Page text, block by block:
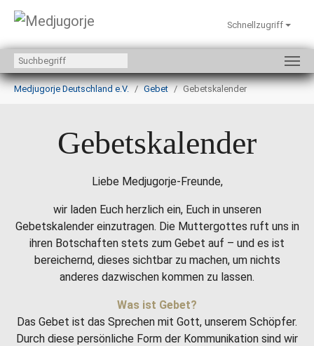
Zum Hauptinhalt springen
Schnellzugriff
Sie sind hier:
Medjugorje Deutschland e.V.
Gebet Gebetskalender
Gebetskalender
Liebe Medjugorje-Freunde,
wir laden Euch herzlich ein, Euch in unseren
Gebetskalender einzutragen. Die Muttergottes ruft uns in
ihren Botschaften stets zum Gebet auf – und es ist
bereichernd, dieses sichtbar zu machen, um nichts
anderes dazwischen kommen zu lassen.
Was ist Gebet?
Das Gebet ist das Sprechen mit Gott, unserem Schöpfer.
Durch diese persönliche Form der Kommunikation sind wir